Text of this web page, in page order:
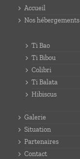
Accueil
Nos hébergements
Ti Bao
Ti Bibou
Colibri
Ti Balata
Hibiscus
Galerie
Situation
Partenaires
Contact